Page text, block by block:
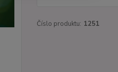
Číslo produktu: 1251